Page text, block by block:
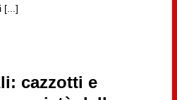
[...]
cazzotti e